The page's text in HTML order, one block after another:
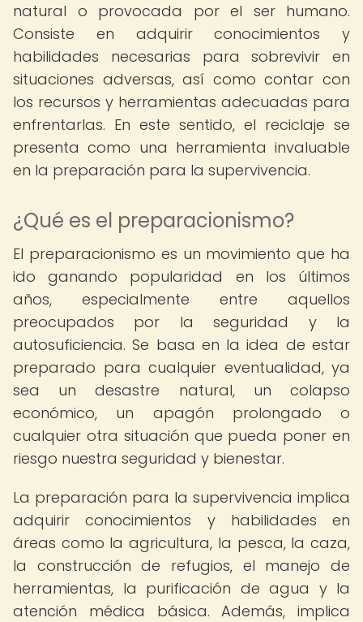
natural o provocada por el ser humano.
Consiste en adquirir conocimientos y
habilidades necesarias para sobrevivir en
situaciones adversas, así como contar con
los recursos y herramientas adecuadas para
enfrentarlas. En este sentido, el reciclaje se
presenta como una herramienta invaluable
en la preparación para la supervivencia.
¿Qué es el preparacionismo?
El preparacionismo es un movimiento que ha
ido ganando popularidad en los últimos
años, especialmente entre aquellos
preocupados por la seguridad y la
autosuficiencia. Se basa en la idea de estar
preparado para cualquier eventualidad, ya
sea un desastre natural, un colapso
económico, un apagón prolongado o
cualquier otra situación que pueda poner en
riesgo nuestra seguridad y bienestar.
La preparación para la supervivencia implica
adquirir conocimientos y habilidades en
áreas como la agricultura, la pesca, la caza,
la construcción de refugios, el manejo de
herramientas, la purificación de agua y la
atención médica básica. Además, implica